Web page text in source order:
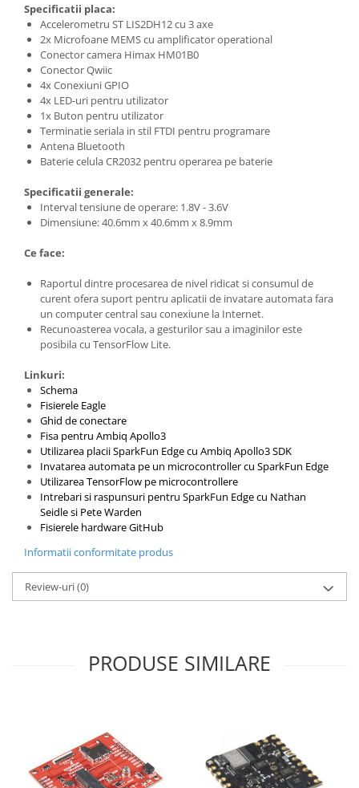
Mecanice
Motoare
Micro Metal
Motoare
Motor 25D
Motor 37D
Motoreductor plastic
Sub-Micro
Tamiya
Sasiu
Servomotoare
Suruburi, Piulite, Conectare
Arduino
Raspberry
.NET
Android
ARM
Espruino
Feather
Flora
Photon
Specificatii placa:
Accelerometru ST LIS2DH12 cu 3 axe
2x Microfoane MEMS cu amplificator operational
Conector camera Himax HM01B0
Conector Qwiic
4x Conexiuni GPIO
4x LED-uri pentru utilizator
1x Buton pentru utilizator
Terminatie seriala in stil FTDI pentru programare
Antena Bluetooth
Baterie celula CR2032 pentru operarea pe baterie
Specificatii generale:
Interval tensiune de operare: 1.8V - 3.6V
Dimensiune: 40.6mm x 40.6mm x 8.9mm
Ce face:
Raportul dintre procesarea de nivel ridicat si consumul de
curent ofera suport pentru aplicatii de invatare automata fara
un computer central sau conexiune la Internet.
Recunoasterea vocala, a gesturilor sau a imaginilor este
posibila cu TensorFlow Lite.
Linkuri:
Schema
Fisierele Eagle
Ghid de conectare
Fisa pentru Ambiq Apollo3
Utilizarea placii SparkFun Edge cu Ambiq Apollo3 SDK
Invatarea automata pe un microcontroller cu SparkFun Edge
Utilizarea TensorFlow pe microcontrollere
Intrebari si raspunsuri pentru SparkFun Edge cu Nathan
Seidle si Pete Warden
Fisierele hardware GitHub
Informatii conformitate produs
Review-uri(0)
PRODUSE SIMILARE